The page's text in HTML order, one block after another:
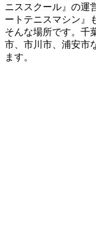
ニススクール』の運
ートテニスマシン』
そんな場所です。千
市、市川市、浦安市
ます。